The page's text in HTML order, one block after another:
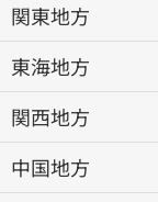
関東地方
東海地方
関西地方
中国地方